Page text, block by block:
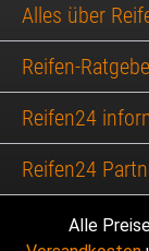
Alles über
Reifen-
Reifen24
Reifen24
Alle